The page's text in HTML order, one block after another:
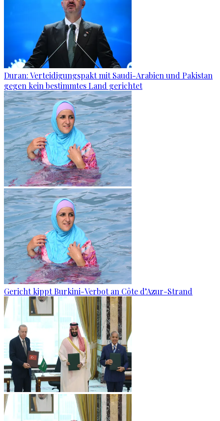
Duran: Verteidigungspakt mit Saudi-Arabien und Pakistan
gegen kein bestimmtes Land gerichtet
Gericht kippt Burkini-Verbot an Côte d’Azur-Strand